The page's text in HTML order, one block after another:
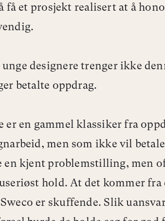
få et prosjekt realisert at å
designere trenger ikke
betalte oppdrag.
er en gammel klassiker fra
men som ikke vil
en kjent problemstilling, men
hold. At det kommer fra
er skuffende. Slik